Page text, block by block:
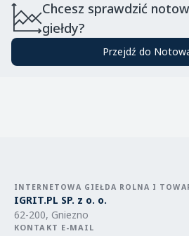
Chcesz sprawdzić
giełdy?
Przejdź do
INTERNETOWA GIEŁDA ROLNA I
IGRIT.PL SP. z o. o.
62-200, Gniezno
KONTAKT E-MAIL